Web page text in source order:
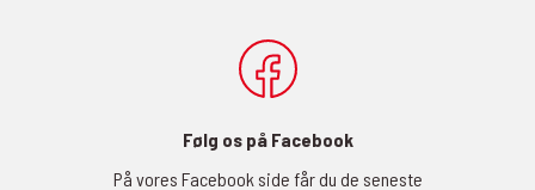
Følg os på Facebook
På vores Facebook side får du de seneste